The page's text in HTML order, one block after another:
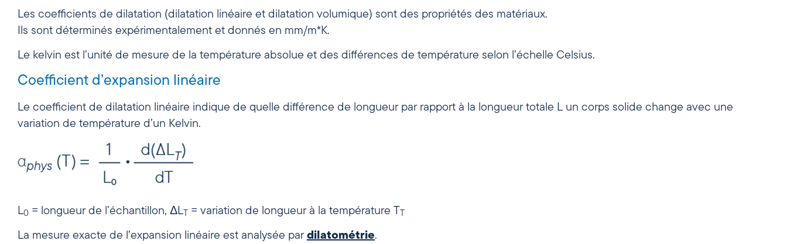
Les coefficients de dilatation (dilatation linéaire et dilatation volumique) sont des propriétés des matériaux.
Ils sont déterminés expérimentalement et donnés en mm/m*K.
Le kelvin est l’unité de mesure de la température absolue et des différences de température selon l’échelle Celsius.
Coefficient d’expansion linéaire
Le coefficient de dilatation linéaire indique de quelle différence de longueur par rapport à la longueur totale L un corps solide change avec une
variation de température d’un Kelvin.
L0 = longueur de l’échantillon, ΔL T = variation de longueur à la température T T
La mesure exacte de l’expansion linéaire est analysée par dilatométrie.